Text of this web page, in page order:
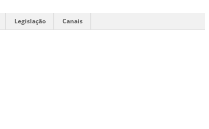
Legislação Canais